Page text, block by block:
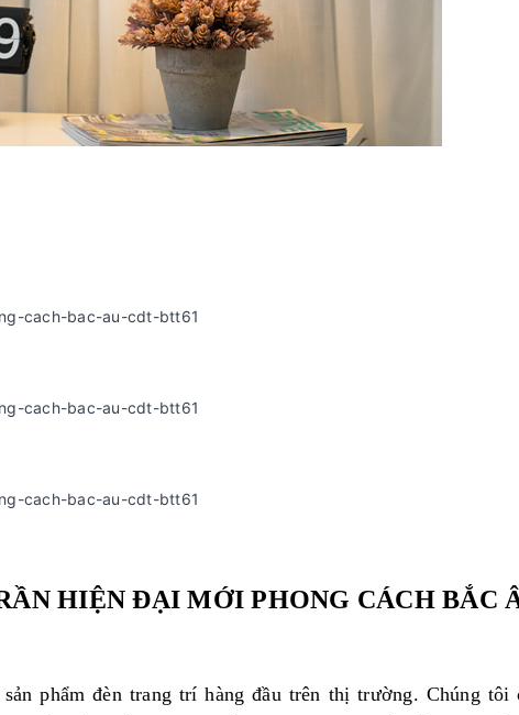
HIỆN ĐẠI MỚI PHONG CÁCH BẮC
phẩm đèn trang trí hàng đầu trên thị trường. Chúng tôi